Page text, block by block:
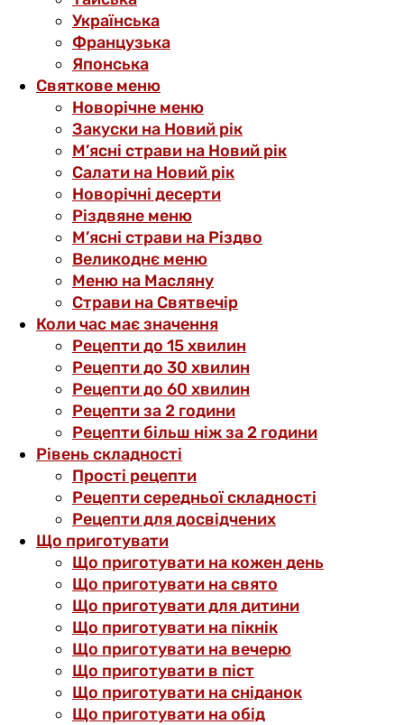
Українська
Французька
Японська
Святкове меню
Новорічне меню
Закуски на Новий рік
М’ясні страви на Новий рік
Салати на Новий рік
Новорічні десерти
Різдвяне меню
М’ясні страви на Різдво
Великоднє меню
Меню на Масляну
Страви на Святвечір
Коли час має значення
Рецепти до 15 хвилин
Рецепти до 30 хвилин
Рецепти до 60 хвилин
Рецепти за 2 години
Рецепти більш ніж за 2 години
Рівень складності
Прості рецепти
Рецепти середньої складності
Рецепти для досвідчених
Що приготувати
Що приготувати на кожен день
Що приготувати на свято
Що приготувати для дитини
Що приготувати на пікнік
Що приготувати на вечерю
Що приготувати в піст
Що приготувати на сніданок
Що приготувати на обід